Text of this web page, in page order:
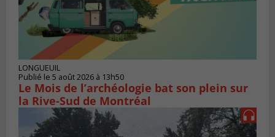
LONGUEUIL
Publié le 5 août 2026 à 13h50
Le Mois de l’archéologie bat son plein sur
la Rive-Sud de Montréal